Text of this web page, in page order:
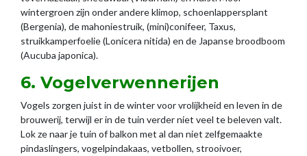
wintergroen zijn onder andere klimop, schoenlappersplant
(Bergenia), de mahoniestruik, (mini)conifeer, Taxus,
struikkamperfoelie (Lonicera nitida) en de Japanse broodboom
(Aucuba japonica).
6. Vogelverwennerijen
Vogels zorgen juist in de winter voor vrolijkheid en leven in de
brouwerij, terwijl er in de tuin verder niet veel te beleven valt.
Lok ze naar je tuin of balkon met al dan niet zelfgemaakte
pindaslingers, vogelpindakaas, vetbollen, strooivoer,